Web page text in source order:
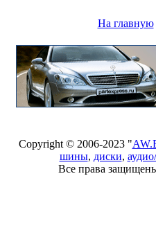
На главную
Copyright © 2006-2023 "
шины, диски,
Все права